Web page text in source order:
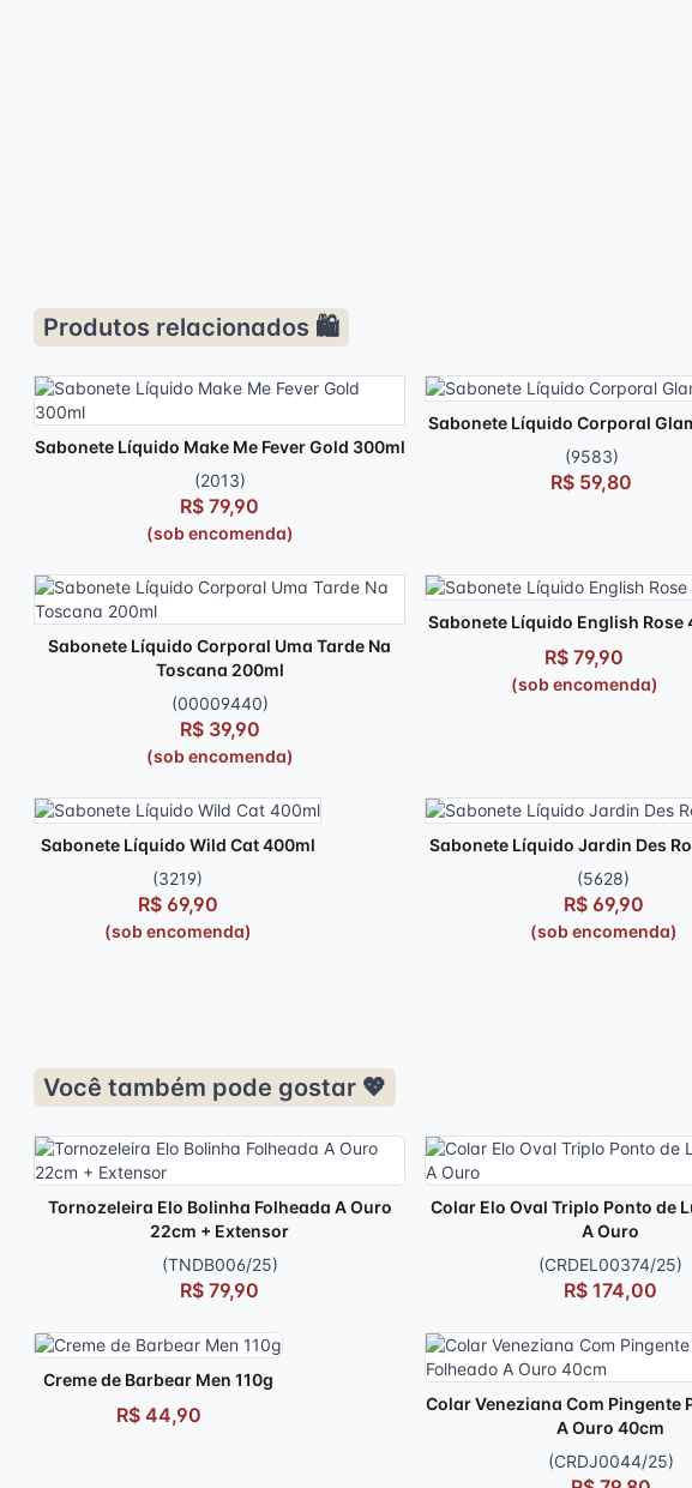
Produtos relacionados 🛍️
Sabonete Líquido Make Me Fever Gold 300ml
(2013)
R$ 79,90
(sob encomenda)
Sabonete Líquido Corporal
(9583)
R$ 59,80
Sabonete Líquido Corporal Uma Tarde Na
Toscana 200ml
(00009440)
R$ 39,90
(sob encomenda)
Sabonete Líquido English Rose
R$ 79,90
(sob encomenda)
Sabonete Líquido Wild Cat 400ml
(3219)
R$ 69,90
(sob encomenda)
Sabonete Líquido Jardin Des
(5628)
R$ 69,90
(sob encomenda)
Você também pode gostar 💖
Tornozeleira Elo Bolinha Folheada A Ouro
22cm + Extensor
(TNDB006/25)
R$ 79,90
Colar Elo Oval Triplo Ponto de
A Ouro
(CRDEL00374/25)
R$ 174,00
Creme de Barbear Men 110g
R$ 44,90
Colar Veneziana Com Pingente
A Ouro 40cm
(CRDJ0044/25)